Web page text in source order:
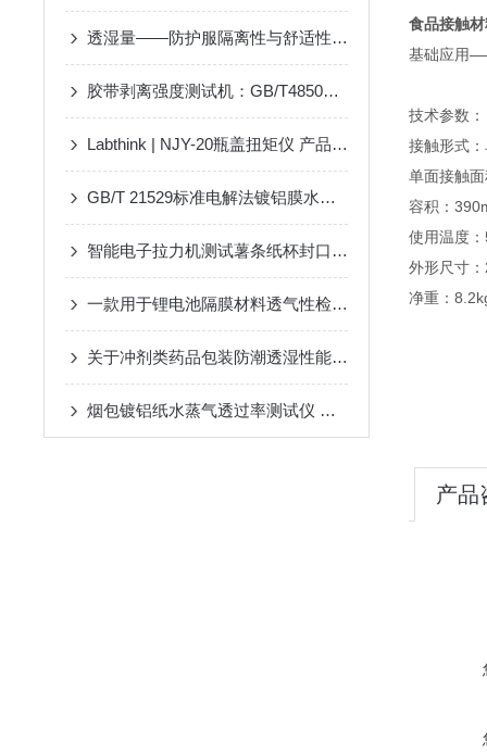
透湿量——防护服隔离性与舒适性的“矛盾”
胶带剥离强度测试机：GB/T4850标准解析与测试方法
Labthink | NJY-20瓶盖扭矩仪 产品介绍
GB/T 21529标准电解法镀铝膜水蒸气透过率测定仪
智能电子拉力机测试薯条纸杯封口盖膜的开启力
一款用于锂电池隔膜材料透气性检测的设备
关于冲剂类药品包装防潮透湿性能检测仪器的介绍
烟包镀铝纸水蒸气透过率测试仪 技术介绍
食品接触
基础应用
技术参数：
接触形式
单面接触
容积：
使用温度
外形尺寸
净重：
产品